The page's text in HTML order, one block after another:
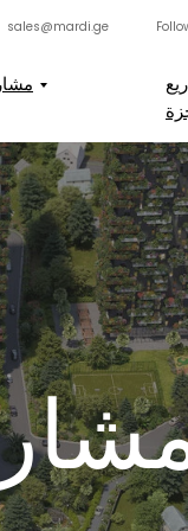
sales@mardi.ge